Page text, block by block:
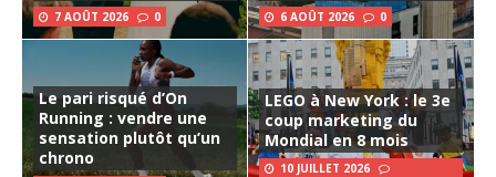
7 AOÛT 2026 0 6 AOÛT 2026 0
Le pari risqué d’On
Running : vendre une
sensation plutôt qu’un
chrono
LEGO à New York : le 3e
coup marketing du
Mondial en 8 mois
10 JUILLET 2026